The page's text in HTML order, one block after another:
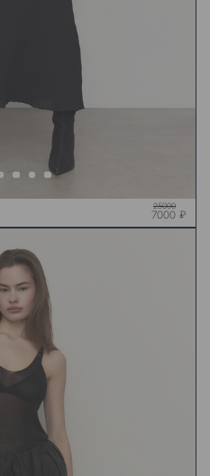
25000
7000 ₽